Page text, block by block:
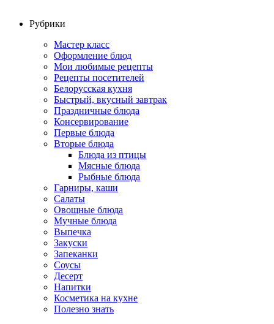
Рубрики
Мастер класс
Оформление блюд
Мои любимые рецепты
Рецепты посетителей
Белорусская кухня
Быстрый, вкусный завтрак
Праздничные блюда
Консервирование
Первые блюда
Вторые блюда
Блюда из птицы
Мясные блюда
Рыбные блюда
Гарниры, каши
Салаты
Овощные блюда
Мучные блюда
Выпечка
Закуски
Запеканки
Соусы
Десерт
Напитки
Косметика на кухне
Полезно знать